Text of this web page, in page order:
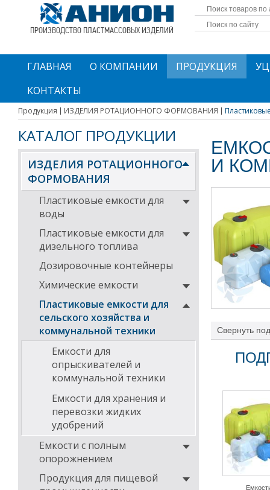
ПРОИЗВОДСТВО ПЛАСТМАССОВЫХ ИЗДЕЛИЙ
ГЛАВНАЯ О КОМПАНИИ ПРОДУКЦИЯ
КОНТАКТЫ
Продукция ИЗДЕЛИЯ РОТАЦИОННОГО ФОРМОВАНИЯ
КАТАЛОГ ПРОДУКЦИИ
ИЗДЕЛИЯ РОТАЦИОННОГО
ФОРМОВАНИЯ
Пластиковые емкости для
воды
Пластиковые емкости для
дизельного топлива
Дозировочные контейнеры
Химические емкости
Пластиковые емкости для
сельского хозяйства и
коммунальной техники
Емкости для
опрыскивателей и
коммунальной техники
Емкости для хранения и
перевозки жидких
удобрений
Емкости с полным
опорожнением
Продукция для пищевой
И
современным
В нашем
Свернуть